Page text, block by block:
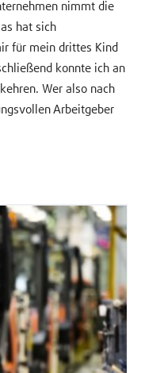
nimmt die
hat sich
für mein drittes Kind
konnte ich an
Wer also nach
Arbeitgeber